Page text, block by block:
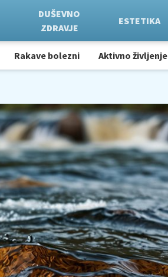
DUŠEVNO
ZDRAVJE
ESTETIKA
Rakave bolezni Aktivno življenje